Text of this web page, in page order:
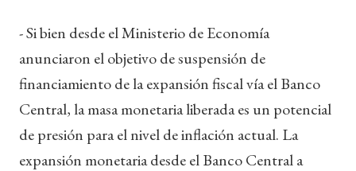
- Si bien desde el Ministerio de Economía
anunciaron el objetivo de suspensión de
financiamiento de la expansión fiscal vía el Banco
Central, la masa monetaria liberada es un potencial
de presión para el nivel de inflación actual. La
expansión monetaria desde el Banco Central a